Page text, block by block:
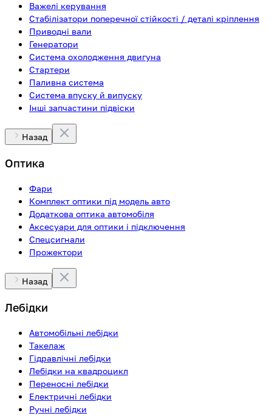
Важелі керування
Стабілізатори поперечної стійкості / деталі кріплення
Приводні вали
Генератори
Система охолодження двигуна
Стартери
Паливна система
Система впуску й випуску
Інші запчастини підвіски
Назад
Оптика
Фари
Комплект оптики під модель авто
Додаткова оптика автомобіля
Аксесуари для оптики і підключення
Спецсигнали
Прожектори
Назад
Лебідки
Автомобільні лебідки
Такелаж
Гідравлічні лебідки
Лебідки на квадроцикл
Переносні лебідки
Електричні лебідки
Ручні лебідки